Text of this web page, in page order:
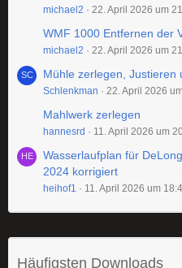
michael2 22. April 2026 um
WMF 1000 Entfernen der
michael2 22. April 2026 um
Mühle zerlegen, Justieren
Schlenkman 22. April 2026
Mahlwerk zerlegen
hannesrd 11. April 2026 um
Wasserlaufplan für
2024 korrigiert
heihof1 11. April 2026 um
Häufigsten Downloads